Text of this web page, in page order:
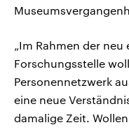
„Im Rahmen der
Forschungsstelle
Personennetzwerk
eine neue
damalige Zeit.